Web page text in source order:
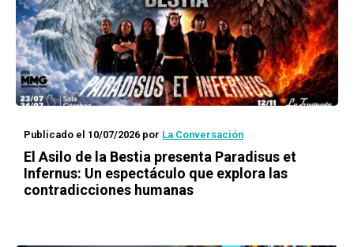
Publicado el 10/07/2026 por La Conversación
El Asilo de la Bestia presenta Paradisus et
Infernus: Un espectáculo que explora las
contradicciones humanas